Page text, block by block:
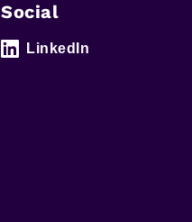
Social
LinkedIn